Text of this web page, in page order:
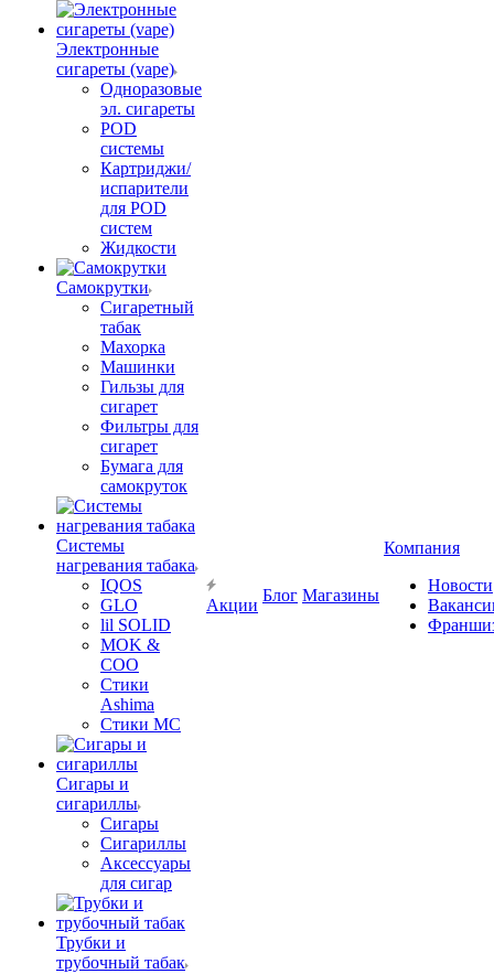
Электронные
сигареты (vape)
Одноразовые
эл. сигареты
POD
системы
Картриджи/
испарители
для POD
систем
Жидкости
Самокрутки
Сигаретный
табак
Махорка
Машинки
Гильзы для
сигарет
Фильтры для
сигарет
Бумага для
самокруток
Системы
нагревания табака
IQOS
GLO
lil SOLID
MOK &
COO
Стики
Ashima
Стики MC
Сигары и
сигариллы
Сигары
Сигариллы
Аксессуары
для сигар
Трубки и
трубочный табак
Акции
Блог Магазины
Компания
Новости